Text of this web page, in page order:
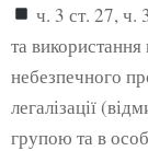
ч. 3 ст. 27, ч.
та використання
небезпечного
легалізації
групою та в